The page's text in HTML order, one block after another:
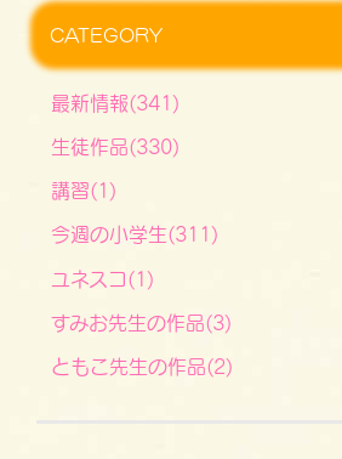
CATEGORY
最新情報(341)
生徒作品(330)
講習(1)
今週の小学生(311)
ユネスコ(1)
すみお先生の作品(3)
ともこ先生の作品(2)